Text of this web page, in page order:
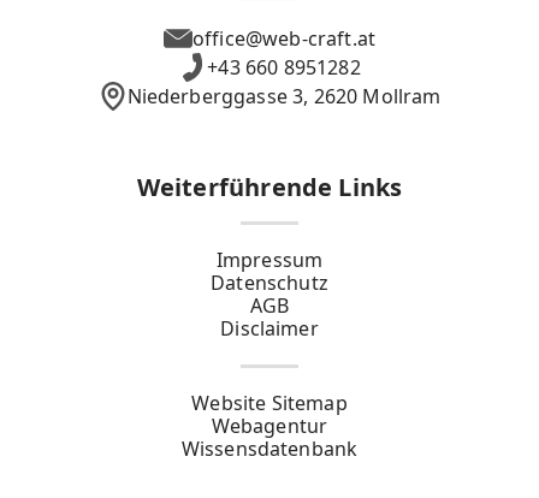
office@web-craft.at
+43 660 8951282
Niederberggasse 3, 2620 Mollram
Weiterführende Links
Impressum
Datenschutz
AGB
Disclaimer
Website Sitemap
Webagentur
Wissensdatenbank